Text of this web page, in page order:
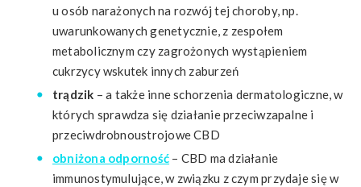
u osób narażonych na rozwój tej choroby, np.
uwarunkowanych genetycznie, z zespołem
metabolicznym czy zagrożonych wystąpieniem
cukrzycy wskutek innych zaburzeń
trądzik – a także inne schorzenia dermatologiczne, w
których sprawdza się działanie przeciwzapalne i
przeciwdrobnoustrojowe CBD
obniżona odporność – CBD ma działanie
immunostymulujące, w związku z czym przydaje się w